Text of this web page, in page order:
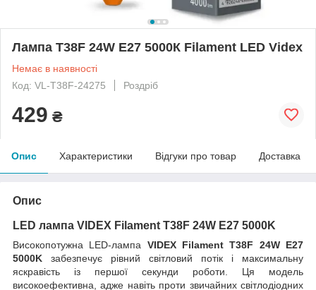
Лампа T38F 24W E27 5000К Filament LED Videx
Немає в наявності
Код: VL-T38F-24275
Роздріб
429 ₴
Опис Характеристики Відгуки про товар Доставка
Опис
LED лампа VIDEX Filament T38F 24W E27 5000K
Високопотужна LED-лампа VIDEX Filament T38F 24W E27
5000K забезпечує рівний світловий потік і максимальну
яскравість із першої секунди роботи. Ця модель
високоефективна, адже навіть проти звичайних світлодіодних